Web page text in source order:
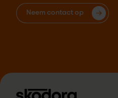
Neem contact op